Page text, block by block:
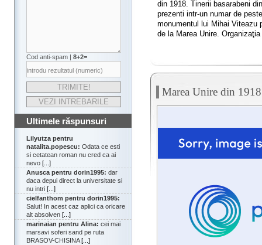
Cod anti-spam | 8+2=
Ultimele răspunsuri
Lilyutza pentru
natalita.popescu: Odata ce esti
si cetatean roman nu cred ca ai
nevo [...]
Anusca pentru dorin1995: dar
daca depui direct la universitate si
nu intri [...]
cielfanthom pentru dorin1995:
Salut! In acest caz aplici ca oricare
alt absolven [...]
marinaian pentru Alina: cei mai
marsavi soferi sand pe ruta
BRASOV-CHISINA[...]
din 1918. Tinerii basarabeni
prezenti intr-un numar de
monumentul lui Mihai Viteazu
de la Marea Unire.
Marea Unire din